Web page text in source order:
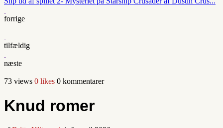
forrige
tilfældig
næste
73 views 0 likes 0 kommentarer
Knud romer